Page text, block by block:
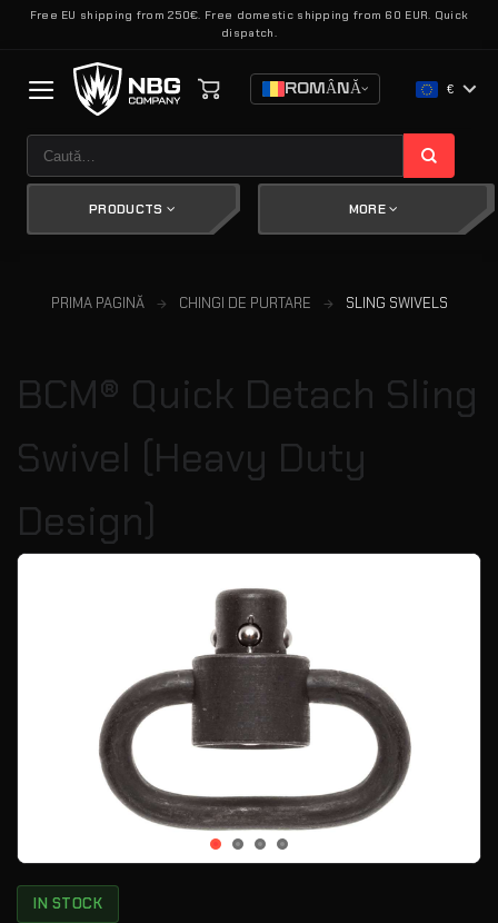
SkipFree EU shipping from 250€. Free domestic shipping from 60 EUR. Quick
dispatch.
ROMÂNĂ €
după:
PRODUCTS MORE
PRIMA PAGINĂ CHINGI DE PURTARE SLING SWIVELS
BCM® Quick Detach Sling
Swivel (Heavy Duty
Design)
IN STOCK